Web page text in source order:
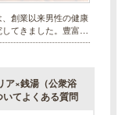
、創業以来男性の健康
てきました。豊富な
始め、フェイシャル
で初めての方も安心
ア×銭湯（公衆浴
いてよくある質問